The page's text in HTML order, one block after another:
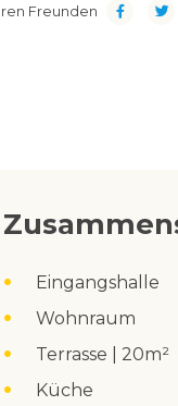
Freunden
Eingangshalle
Wohnraum
Terrasse | 20m²
Küche